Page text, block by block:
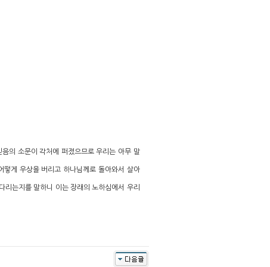
의 소문이 각처에 퍼졌으므로 우리는 아무 말
게 우상을 버리고 하나님께로 돌아와서 살아
리는지를 말하니 이는 장래의 노하심에서 우리